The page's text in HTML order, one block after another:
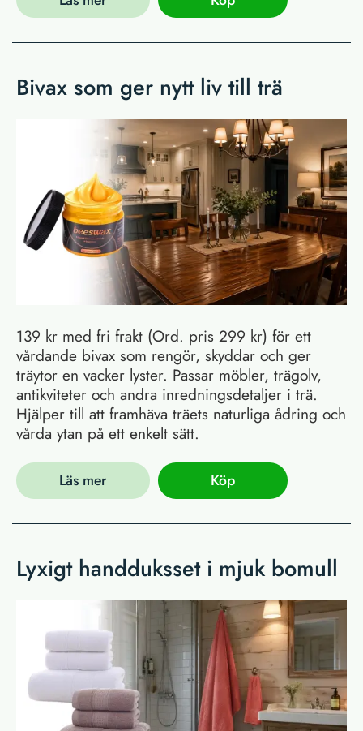
Bivax som ger nytt liv till trä
139 kr med fri frakt (Ord. pris 299 kr) för ett
vårdande bivax som rengör, skyddar och ger
träytor en vacker lyster. Passar möbler, trägolv,
antikviteter och andra inredningsdetaljer i trä.
Hjälper till att framhäva träets naturliga ådring och
vårda ytan på ett enkelt sätt.
Läs mer Köp
Lyxigt handduksset i mjuk bomull